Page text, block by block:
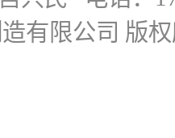
有限公司 版